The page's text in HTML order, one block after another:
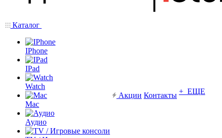
Каталог
IPhone
IPad
Watch
Mac
Аудио
Акции Контакты + ЕЩЕ